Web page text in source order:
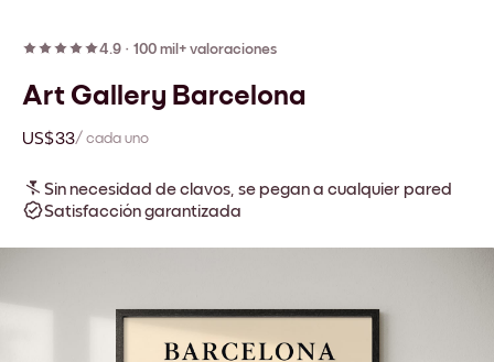
4.9 · 100 mil+ valoraciones
Art Gallery Barcelona
US$33/ cada uno
Sin necesidad de clavos, se pegan a cualquier pared
Satisfacción garantizada